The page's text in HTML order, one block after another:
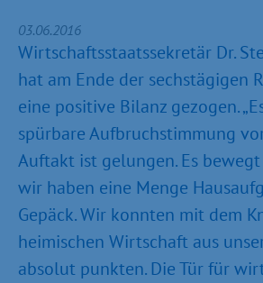
03.06.2016
Wirtschaftsstaatssekretär Dr.
hat am Ende der sechstägigen
eine positive Bilanz gezogen.
spürbare Aufbruchstimmung
Auftakt ist gelungen. Es
wir haben eine Menge
Gepäck. Wir konnten mit dem
heimischen Wirtschaft aus
absolut punkten. Die Tür für